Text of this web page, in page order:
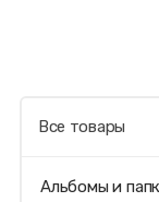
Все товары
Альбомы и